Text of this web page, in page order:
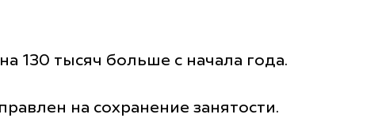
130 тысяч больше с начала года.
на сохранение занятости.